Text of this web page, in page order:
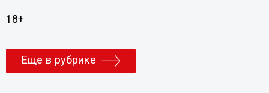
18+
Еще в рубрике